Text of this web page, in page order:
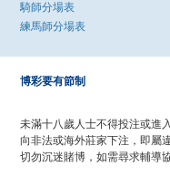
騎師分場表
練馬師分場表
博彩要有節制
未滿十八歲人士不得投注或進
向非法或海外莊家下注，即屬
切勿沉迷賭博，如需尋求輔導